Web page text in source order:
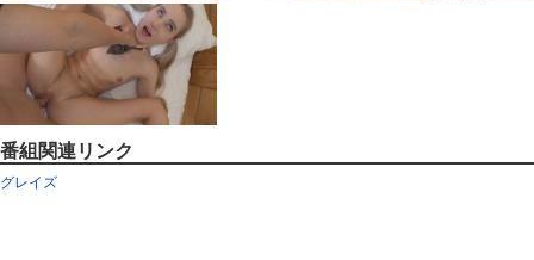
番組関連リンク
グレイズ